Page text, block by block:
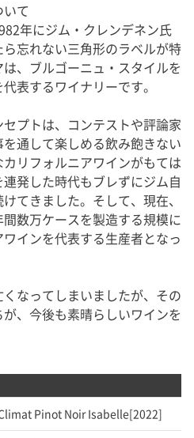
て
年にジム・クレンデネン氏
忘れない三角形のラベルが特
、ブルゴーニュ・スタイルを
表するワイナリーです。
プトは、コンテストや評論家
通して楽しめる飲み飽きない
リフォルニアワインがもては
発した時代もブレずにジム自
てきました。そして、現在、
数万ケースを製造する規模に
インを代表する生産者となっ
なってしまいましたが、その
、今後も素晴らしいワインを
Pinot Noir Isabelle[2022]